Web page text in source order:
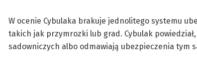
W ocenie Cybulaka brakuje jednolitego systemu
takich jak przymrozki lub grad. Cybulak
sadowniczych albo odmawiają ubezpieczenia tym